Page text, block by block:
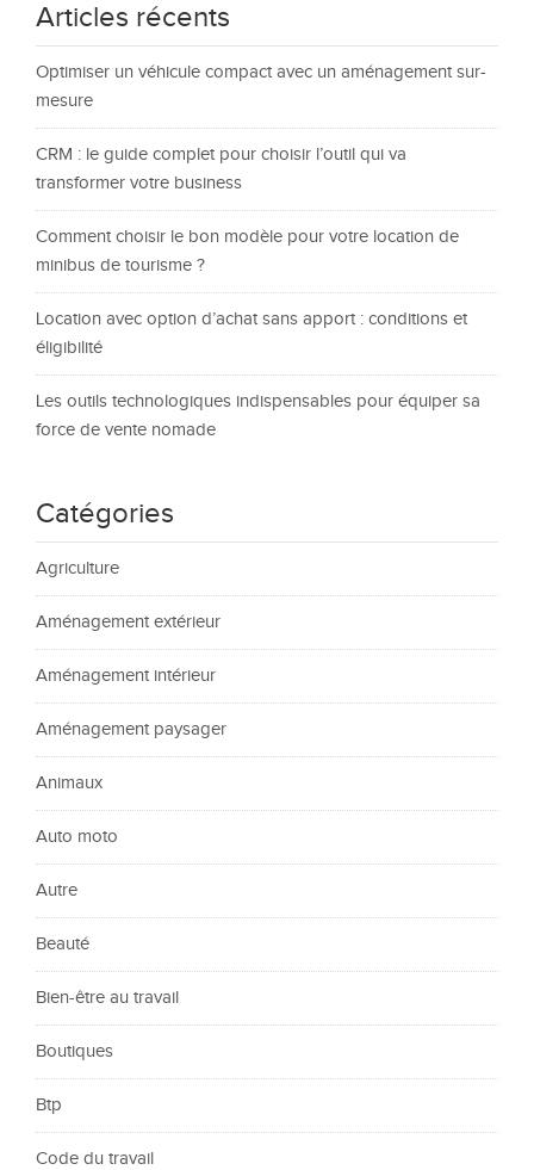
Articles récents
Optimiser un véhicule compact avec un aménagement sur-
mesure
CRM : le guide complet pour choisir l’outil qui va
transformer votre business
Comment choisir le bon modèle pour votre location de
minibus de tourisme ?
Location avec option d’achat sans apport : conditions et
éligibilité
Les outils technologiques indispensables pour équiper sa
force de vente nomade
Catégories
Agriculture
Aménagement extérieur
Aménagement intérieur
Aménagement paysager
Animaux
Auto moto
Autre
Beauté
Bien-être au travail
Boutiques
Btp
Code du travail